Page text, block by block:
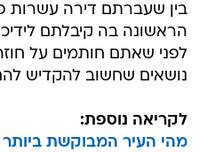
בין שעברתם דירה עשרות
הראשונה בה קיבלתם
נושאים שחשוב להקדיש
לקריאה נוספת:
מהי העיר המבוקשת ביותר